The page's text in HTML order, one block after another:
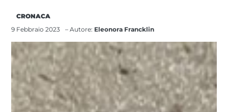
CRONACA
9 Febbraio 2023
– Autore: Eleonora Francklin